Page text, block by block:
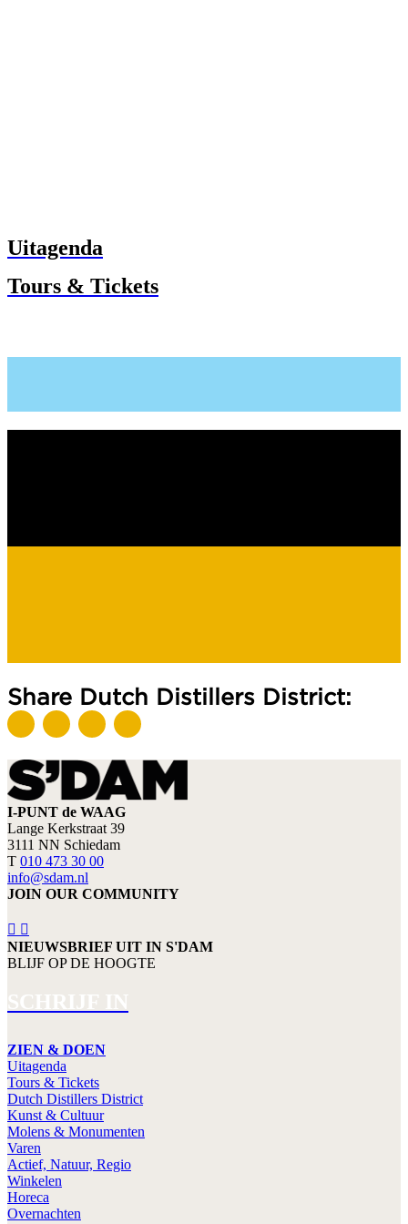
Uitagenda
Tours & Tickets
Share Dutch Distillers District:
I-PUNT de WAAG
Lange Kerkstraat 39
3111 NN Schiedam
T 010 473 30 00
info@sdam.nl
JOIN OUR COMMUNITY
NIEUWSBRIEF UIT IN S'DAM
BLIJF OP DE HOOGTE
SCHRIJF IN
ZIEN & DOEN
Uitagenda
Tours & Tickets
Dutch Distillers District
Kunst & Cultuur
Molens & Monumenten
Varen
Actief, Natuur, Regio
Winkelen
Horeca
Overnachten